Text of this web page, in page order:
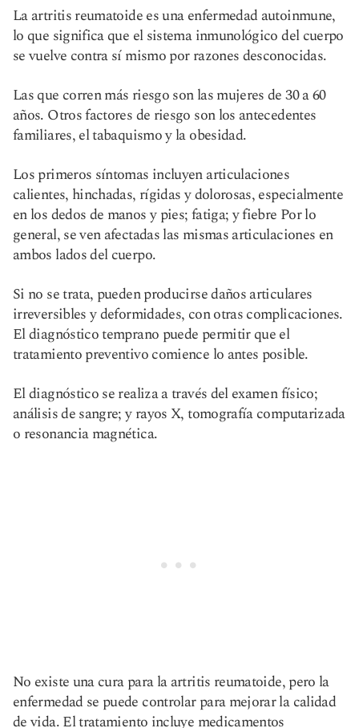
La artritis reumatoide es una enfermedad autoinmune,
lo que significa que el sistema inmunológico del cuerpo
se vuelve contra sí mismo por razones desconocidas.
Las que corren más riesgo son las mujeres de 30 a 60
años. Otros factores de riesgo son los antecedentes
familiares, el tabaquismo y la obesidad.
Los primeros síntomas incluyen articulaciones
calientes, hinchadas, rígidas y dolorosas, especialmente
en los dedos de manos y pies; fatiga; y fiebre Por lo
general, se ven afectadas las mismas articulaciones en
ambos lados del cuerpo.
Si no se trata, pueden producirse daños articulares
irreversibles y deformidades, con otras complicaciones.
El diagnóstico temprano puede permitir que el
tratamiento preventivo comience lo antes posible.
El diagnóstico se realiza a través del examen físico;
análisis de sangre; y rayos X, tomografía computarizada
o resonancia magnética.
No existe una cura para la artritis reumatoide, pero la
enfermedad se puede controlar para mejorar la calidad
de vida. El tratamiento incluye medicamentos